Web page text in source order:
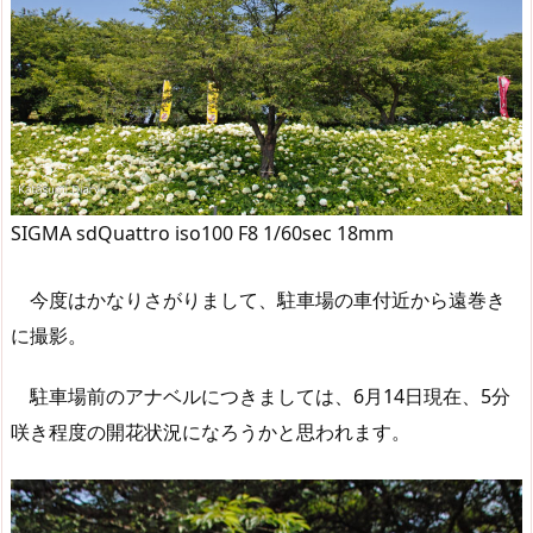
SIGMA sdQuattro iso100 F8 1/60sec 18mm
今度はかなりさがりまして、駐車場の車付近から遠巻き
に撮影。
駐車場前のアナベルにつきましては、6月14日現在、5分
咲き程度の開花状況になろうかと思われます。